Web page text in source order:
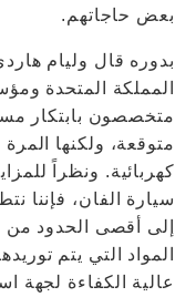
بعض حاجاتهم.
بدوره قال وليام
المملكة المتحدة
متخصصون بابتكار
متوقعة، ولكنها
كهربائية. ونظراً
سيارة الفان، فإننا
إلى أقصى الحدود
المواد التي يتم
عالية الكفاءة لجهة